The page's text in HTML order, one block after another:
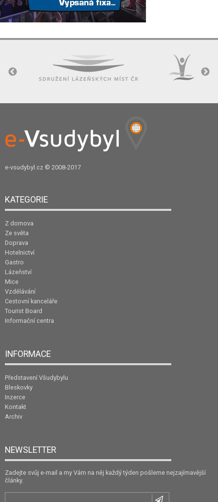
e-vsudybyl.cz © 2008-2017
KATEGORIE
Z domova
Ze světa
Doprava
Hotelnictví
Gastro
Lázeňství
Mice
Vzdělávání
Cestovní kanceláře
Tourist Board
Informační centra
INFORMACE
Představení Všudybylu
Bleskovky
Inzerce
Kontakt
Archiv
NEWSLETTER
Zadejte svůj e-mail a my Vám na něj každý týden pošleme nejzajímavější
články.